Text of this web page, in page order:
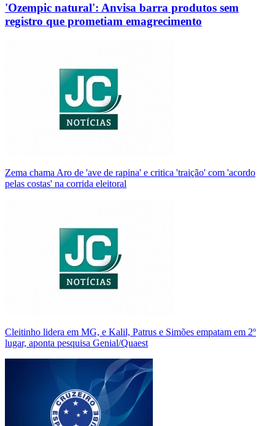
'Ozempic natural': Anvisa barra produtos sem
registro que prometiam emagrecimento
Zema chama Aro de 'ave de rapina' e critica 'traição' com 'acordo
pelas costas' na corrida eleitoral
Cleitinho lidera em MG, e Kalil, Patrus e Simões empatam em 2º
lugar, aponta pesquisa Genial/Quaest